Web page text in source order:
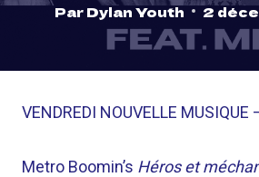
ParDylan Youth 2
VENDREDI NOUVELLE MUSIQUE
Metro Boomin’s Héros et